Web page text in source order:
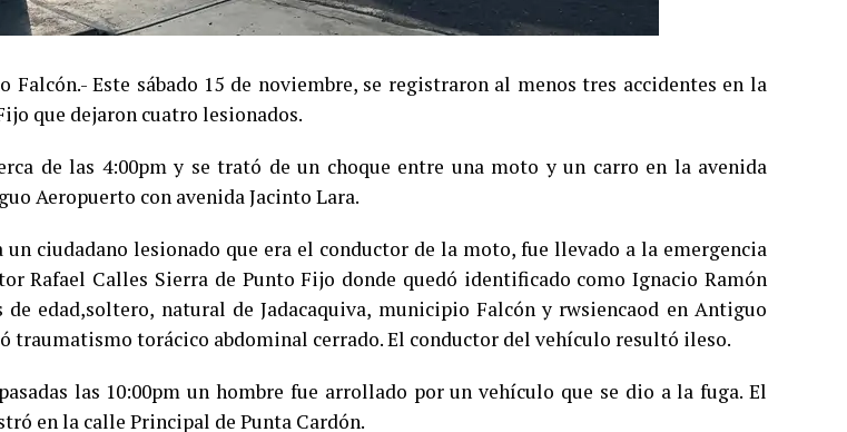
Falcón.- Este sábado 15 de noviembre, se registraron al menos tres accidentes en la
que dejaron cuatro lesionados.
de las 4:00pm y se trató de un choque entre una moto y un carro en la avenida
Aeropuerto con avenida Jacinto Lara.
un ciudadano lesionado que era el conductor de la moto, fue llevado a la emergencia
Rafael Calles Sierra de Punto Fijo donde quedó identificado como Ignacio Ramón
de edad,soltero, natural de Jadacaquiva, municipio Falcón y rwsiencaod en Antiguo
traumatismo torácico abdominal cerrado. El conductor del vehículo resultó ileso.
las 10:00pm un hombre fue arrollado por un vehículo que se dio a la fuga. El
en la calle Principal de Punta Cardón.